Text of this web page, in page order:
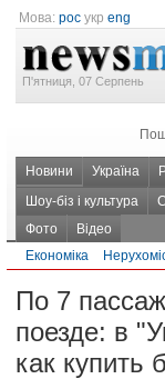
Мова: рос укр eng
П'ятниця, 07 Серпень
Новини Україна
Шоу-біз і культура
Фото
Відео
Економіка
По 7
поезде: в
как купить